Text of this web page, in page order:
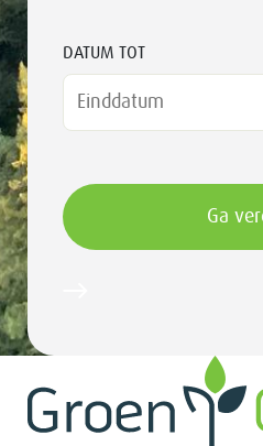
DATUM TOT